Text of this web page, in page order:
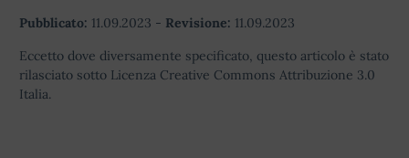
Pubblicato: 11.09.2023 - Revisione: 11.09.2023
Eccetto dove diversamente specificato, questo articolo è stato
rilasciato sotto Licenza Creative Commons Attribuzione 3.0
Italia.